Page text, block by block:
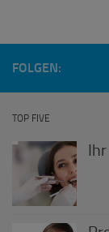
FOLGEN:
TOP FIVE